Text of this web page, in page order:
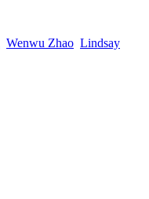
Wenwu Zhao Lindsay